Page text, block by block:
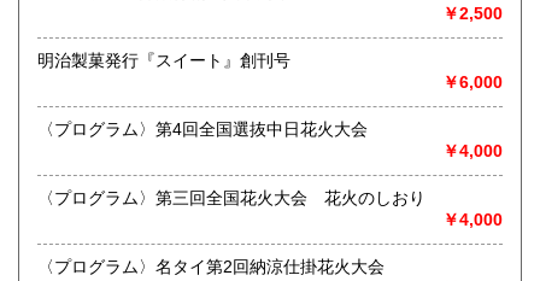
300円
沖縄県 300円
書籍の買取について
買取 買取専用フリーダイヤル 0120-006-229 (担当・
井上)
す。
御整理・御売却はお気軽に当店にご相談ください。
お電話、メール等でご連絡次第、即日に参上いたします。古
書買い取り、古本買い取り、大量大歓迎です。
特に古いもの全般(和本、古文書、紙物チラシ、郷土資料、地
￥2,500
明治製菓発行『スイート』創刊号
￥6,000
〈プログラム〉第4回全国選抜中日花火大会
￥4,000
〈プログラム〉第三回全国花火大会 花火のしおり
￥4,000
〈プログラム〉名タイ第2回納涼仕掛花火大会